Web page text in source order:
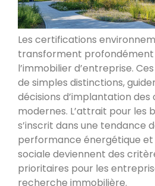
Les certifications
transforment profondément
l’immobilier d’entreprise.
de simples distinctions,
décisions d’implantation des
modernes. L’attrait pour les
s’inscrit dans une tendance
performance énergétique
sociale deviennent des
prioritaires pour les
recherche immobilière.